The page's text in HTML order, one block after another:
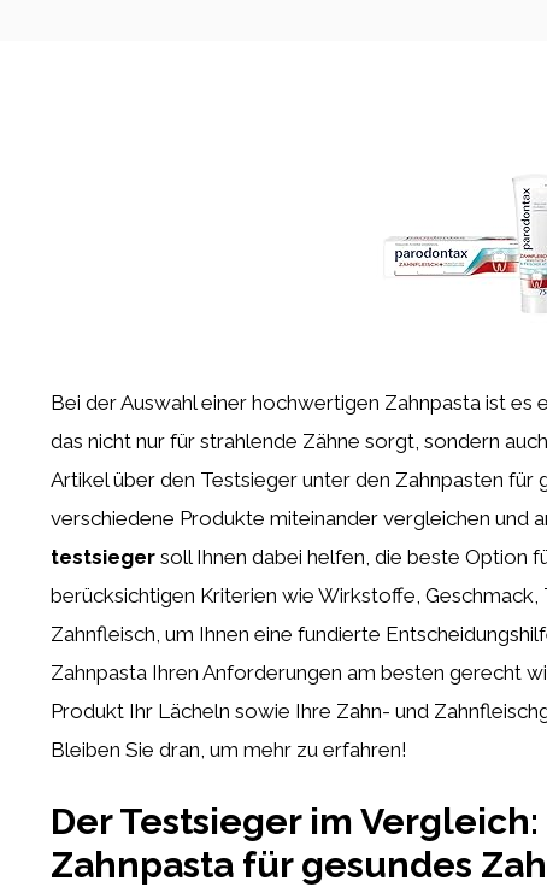
Bei der Auswahl einer hochwertigen Zahnpasta ist es
das nicht nur für strahlende Zähne sorgt, sondern
Artikel über den Testsieger unter den Zahnpasten für
verschiedene Produkte miteinander vergleichen und
testsieger soll Ihnen dabei helfen, die beste Option
berücksichtigen Kriterien wie Wirkstoffe, Geschmack,
Zahnfleisch, um Ihnen eine fundierte
Zahnpasta Ihren Anforderungen am besten gerecht
Produkt Ihr Lächeln sowie Ihre Zahn- und
Bleiben Sie dran, um mehr zu erfahren!
Der Testsieger im
Zahnpasta für gesundes